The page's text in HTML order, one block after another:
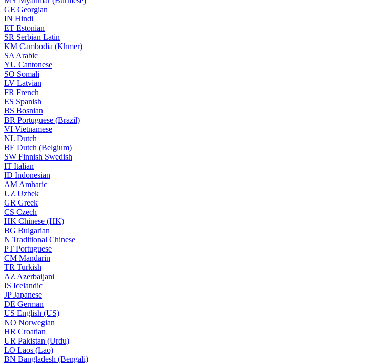
GE Georgian
IN Hindi
ET Estonian
SR Serbian Latin
KM Cambodia (Khmer)
SA Arabic
YU Cantonese
SO Somali
LV Latvian
FR French
ES Spanish
BS Bosnian
BR Portuguese (Brazil)
VI Vietnamese
NL Dutch
BE Dutch (Belgium)
SW Finnish Swedish
IT Italian
ID Indonesian
AM Amharic
UZ Uzbek
GR Greek
CS Czech
HK Chinese (HK)
BG Bulgarian
N Traditional Chinese
PT Portuguese
CM Mandarin
TR Turkish
AZ Azerbaijani
IS Icelandic
JPJapanese
DE German
US English (US)
NO Norwegian
HR Croatian
UR Pakistan (Urdu)
LO Laos (Lao)
BN Bangladesh (Bengali)